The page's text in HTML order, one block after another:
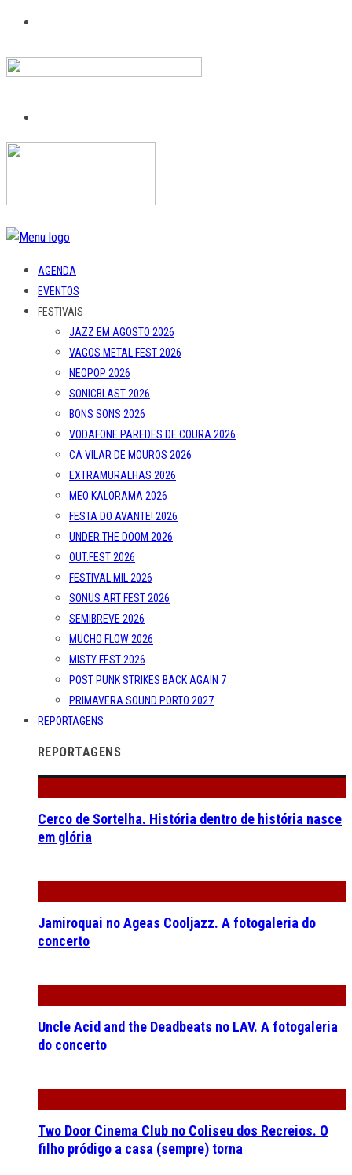
AGENDA
EVENTOS
FESTIVAIS
JAZZ EM AGOSTO 2026
VAGOS METAL FEST 2026
NEOPOP 2026
SONICBLAST 2026
BONS SONS 2026
VODAFONE PAREDES DE COURA 2026
CA VILAR DE MOUROS 2026
EXTRAMURALHAS 2026
MEO KALORAMA 2026
FESTA DO AVANTE! 2026
UNDER THE DOOM 2026
OUT.FEST 2026
FESTIVAL MIL 2026
SONUS ART FEST 2026
SEMIBREVE 2026
MUCHO FLOW 2026
MISTY FEST 2026
POST PUNK STRIKES BACK AGAIN 7
PRIMAVERA SOUND PORTO 2027
REPORTAGENS
REPORTAGENS
Cerco de Sortelha. História dentro de história nasce
em glória
Jamiroquai no Ageas Cooljazz. A fotogaleria do
concerto
Uncle Acid and the Deadbeats no LAV. A fotogaleria
do concerto
Two Door Cinema Club no Coliseu dos Recreios. O
filho pródigo a casa (sempre) torna